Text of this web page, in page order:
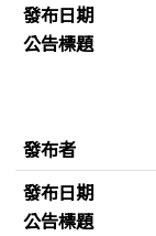
發布日期
公告標題
發布者
發布日期
公告標題